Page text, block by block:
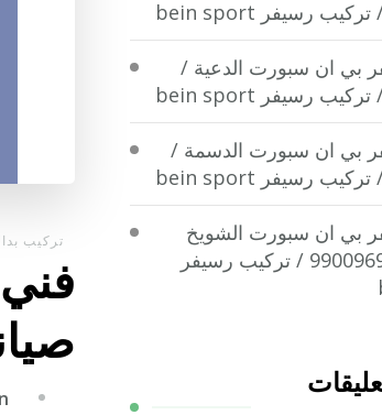
تركيب
بي ان سبورت الدعية /
بي ان سبورت الدسمة /
بي ان سبورت الشويخ
السكنية / 99009693 / تركيب رسيفر